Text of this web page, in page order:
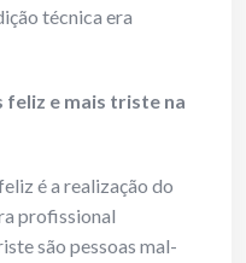
técnica era
feliz e mais triste na
é a realização do
profissional
são pessoas mal-